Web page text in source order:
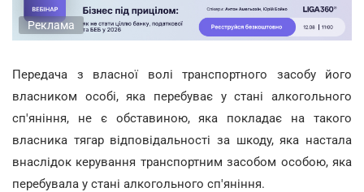
Реклама
Передача з власної волі транспортного засобу його
власником особі, яка перебуває у стані алкогольного
сп'яніння, не є обставиною, яка покладає на такого
власника тягар відповідальності за шкоду, яка настала
внаслідок керування транспортним засобом особою, яка
перебувала у стані алкогольного сп'яніння.